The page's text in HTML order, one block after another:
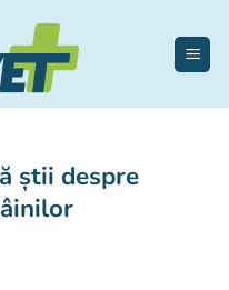
știi despre